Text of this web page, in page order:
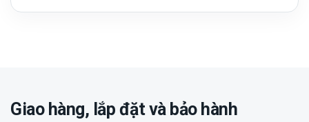
Giao hàng, lắp đặt và bảo hành